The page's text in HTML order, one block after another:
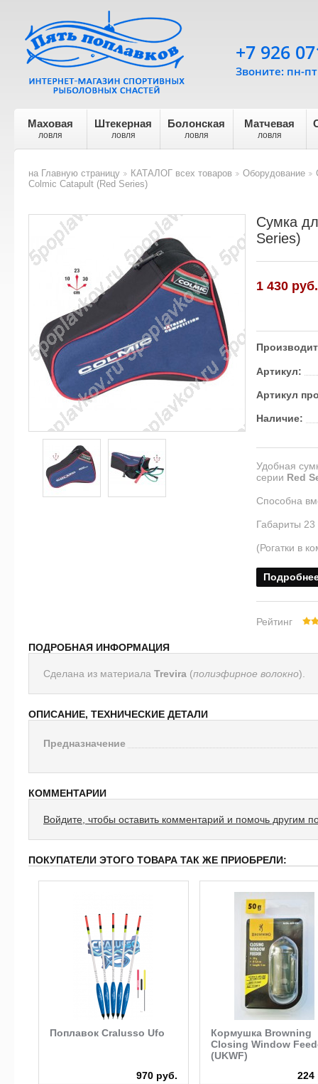
Маховая
ловля
Штекерная
ловля
Болонская
ловля
Матчевая
ловля
+7 926
Звоните: пн-
на Главную страницу
>
КАТАЛОГ всех товаров
Оборудование
Colmic Catapult (Red Series)
Сумка
Series)
1 430 руб.
Артикул:
Артикул
Наличие:
Удобная
серии Red
Способна
Габариты
(Рогатки в
Рейтинг
ПОДРОБНАЯ ИНФОРМАЦИЯ
Сделана из материала Trevira (полиэфирное волокно).
ОПИСАНИЕ, ТЕХНИЧЕСКИЕ ДЕТАЛИ
Предназначение
КОММЕНТАРИИ
Войдите, чтобы оставить комментарий и помочь другим
ПОКУПАТЕЛИ ЭТОГО ТОВАРА ТАК ЖЕ ПРИОБРЕЛИ:
Поплавок Cralusso Ufo
970 руб.
Кормушка Browning
Closing Window
(UKWF)
224